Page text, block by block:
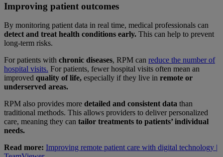
Improving patient outcomes
By monitoring patient data in real time, medical professionals can
detect and treat health conditions early. This can help to prevent
long-term risks.
For patients with chronic diseases, RPM can reduce the number of
hospital visits. For patients, fewer hospital visits often mean an
improved quality of life, especially if they live in remote or
underserved areas.
RPM also provides more detailed and consistent data than
traditional methods. This allows providers to deliver personalized
care, meaning they can tailor treatments to patients’ individual
needs.
Read more: Improving remote patient care with digital technology |